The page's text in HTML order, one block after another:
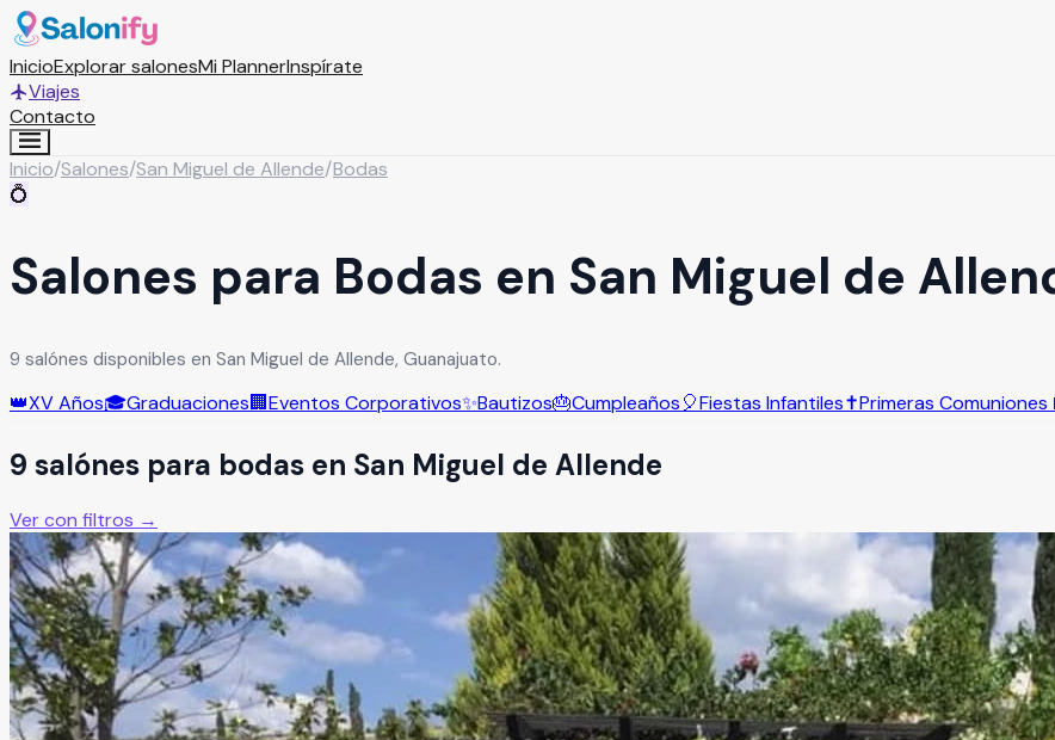
InicioExplorar salonesMi PlannerInspírate
Viajes
Contacto
Inicio/Salones/San Miguel de Allende/Bodas
💍
Salones para Bodas en San Miguel de
9 salónes disponibles en San Miguel de Allende, Guanajuato.
👑XV Años🎓Graduaciones🏢Eventos Corporativos✨Bautizos🎂Cumpleaños🎈Fiestas Infantiles✝️Primeras Comuniones
9 salónes para bodas en San Miguel de Allende
Ver con filtros →